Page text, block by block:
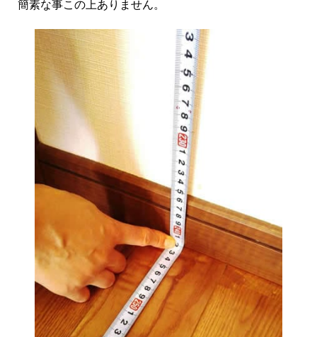
簡素な事この上ありません。